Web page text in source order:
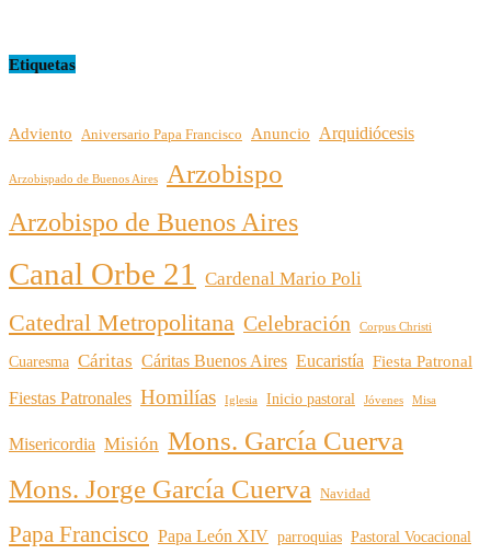
Etiquetas
Adviento Aniversario Papa Francisco Anuncio Arquidiócesis
Arzobispado de Buenos Aires Arzobispo
Arzobispo de Buenos Aires
Canal Orbe 21 Cardenal Mario Poli
Catedral Metropolitana Celebración Corpus Christi
Cuaresma Cáritas Cáritas Buenos Aires Eucaristía Fiesta Patronal
Fiestas Patronales Homilías Iglesia Inicio pastoral Jóvenes Misa
Misericordia Misión Mons. García Cuerva
Mons. Jorge García Cuerva
Navidad
Papa Francisco Papa León XIV parroquias Pastoral Vocacional